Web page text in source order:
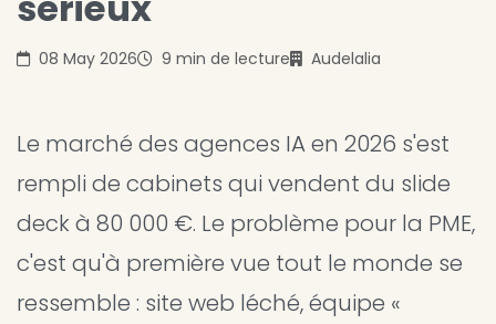
08 May 2026 9 min de lecture Audelalia
Le marché des agences IA en 2026 s'est
rempli de cabinets qui vendent du slide
deck à 80 000 €. Le problème pour la PME,
c'est qu'à première vue tout le monde se
ressemble : site web léché, équipe «